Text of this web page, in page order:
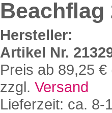
Beachflag
Hersteller:
Artikel Nr.
Preis ab 89,25
zzgl. Versand
Lieferzeit: ca. 8-